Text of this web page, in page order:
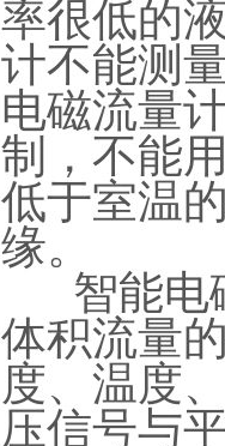
率很低的
计不能测
电磁流量
制，不能
低于室温
缘。
智能电
体积流量
度、温度
压信号与